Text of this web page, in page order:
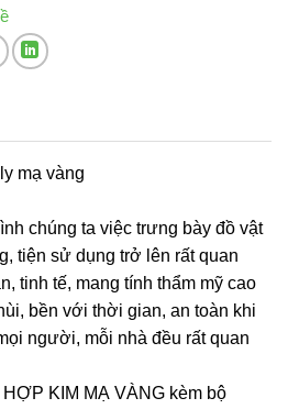
mạ vàng
chúng ta việc trưng bày đồ vật
tiện sử dụng trở lên rất quan
tinh tế, mang tính thẩm mỹ cao
bền với thời gian, an toàn khi
người, mỗi nhà đều rất quan
KIM MẠ VÀNG kèm bộ